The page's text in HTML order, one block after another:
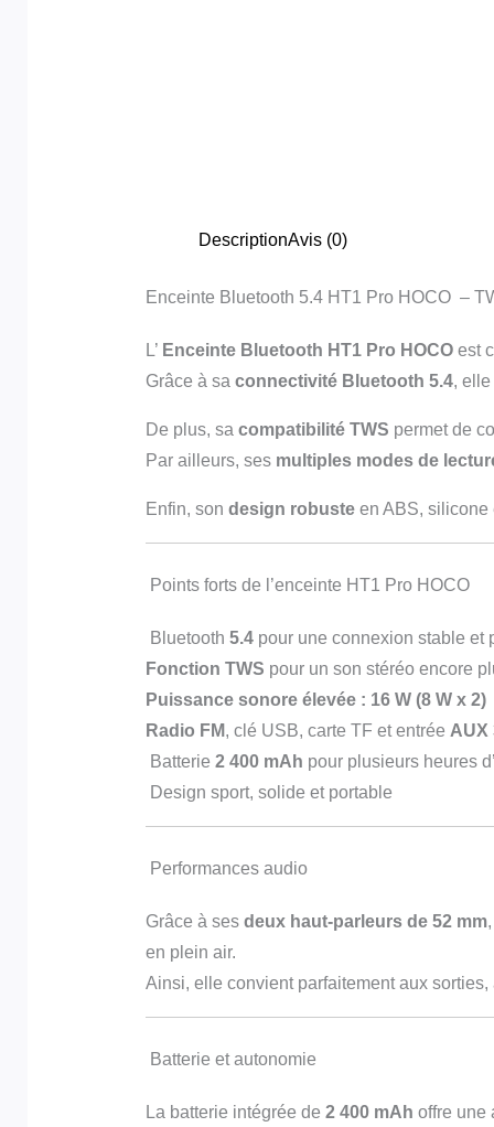
DescriptionAvis (0)
Enceinte Bluetooth 5.4 HT1 Pro HOCO –
L’ Enceinte Bluetooth HT1 Pro HOCOest
Grâce à sa connectivité Bluetooth 5.4, elle
De plus, sa compatibilité TWS permet de
Par ailleurs, ses multiples modes de
Enfin, son design robusteen ABS, silicone
Points forts de l’enceinte HT1 Pro HOCO
Bluetooth 5.4pour une connexion stable et
Fonction TWS pour un son stéréo encore
Puissance sonore élevée : 16 W (8 W x 2)
Radio FM, clé USB, carte TF et entrée AUX
Batterie 2 400 mAh pour plusieurs heures
Design sport, solide et portable
Performances audio
Grâce à ses deux haut-parleurs de 52 mm
en plein air.
Ainsi, elle convient parfaitement aux
Batterie et autonomie
La batterie intégrée de 2 400 mAh offre une